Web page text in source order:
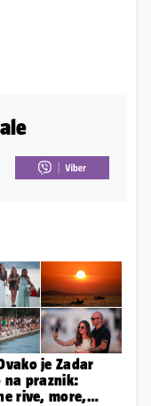
je Zadar
na praznik:
rive, more,